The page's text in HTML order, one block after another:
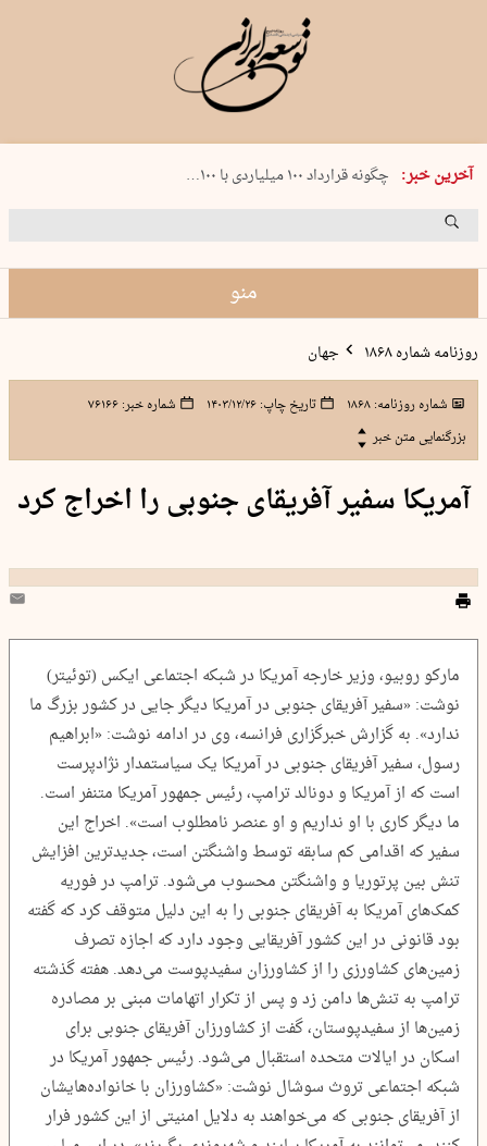
آخرین خبر:
شنبه 17 مرداد 1405 شماره 2244
چگونه قرارداد ۱۰۰ میلیاردی با ۱۰۰…
پنجره‌ای که باز نشد
منو
روزنامه شماره ۱۸۶۸ جهان
شماره روزنامه:۱۸۶۸ تاریخ چاپ:۱۴۰۳/۱۲/۲۶ شماره خبر:۷۶۱۶۶
بزرگنمایی متن خبر
آمریکا سفیر آفریقای جنوبی را اخراج کرد
مارکو روبیو، وزیر خارجه آمریکا در شبکه اجتماعی ایکس (توئیتر)
نوشت: «سفیر آفریقای جنوبی در آمریکا دیگر جایی در کشور بزرگ ما
ندارد». به گزارش خبرگزاری فرانسه، وی در ادامه نوشت: «ابراهیم
رسول، سفیر آفریقای جنوبی در آمریکا یک سیاستمدار نژادپرست
است که از آمریکا و دونالد ترامپ، رئیس جمهور آمریکا متنفر است.
ما دیگر کاری با او نداریم و او عنصر نامطلوب است». اخراج این
سفیر که اقدامی کم سابقه توسط واشنگتن است، جدیدترین افزایش
تنش بین پرتوریا و واشنگتن محسوب می‌شود. ترامپ در فوریه
کمک‌های آمریکا به آفریقای جنوبی را به این دلیل متوقف کرد که گفته
بود قانونی در این کشور آفریقایی وجود دارد که اجازه تصرف
زمین‌های کشاورزی را از کشاورزان سفیدپوست می‌دهد. هفته گذشته
ترامپ به تنش‌ها دامن زد و پس از تکرار اتهامات مبنی بر مصادره
زمین‌ها از سفیدپوستان، گفت از کشاورزان آفریقای جنوبی برای
اسکان در ایالات متحده استقبال می‌شود. رئیس جمهور آمریکا در
شبکه اجتماعی تروث سوشال نوشت: «کشاورزان با خانواده‌هایشان
از آفریقای جنوبی که می‌خواهند به دلایل امنیتی از این کشور فرار